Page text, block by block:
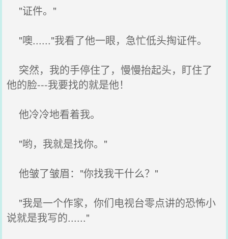
"证件。"
"噢......"我看了他一眼，急忙低头掏证件。
突然，我的手停住了，慢慢抬起头，盯住了
他的脸---我要找的就是他！
他冷冷地看着我。
"哟，我就是找你。"
他皱了皱眉："你找我干什么？"
"我是一个作家，你们电视台零点讲的恐怖小
说就是我写的......"